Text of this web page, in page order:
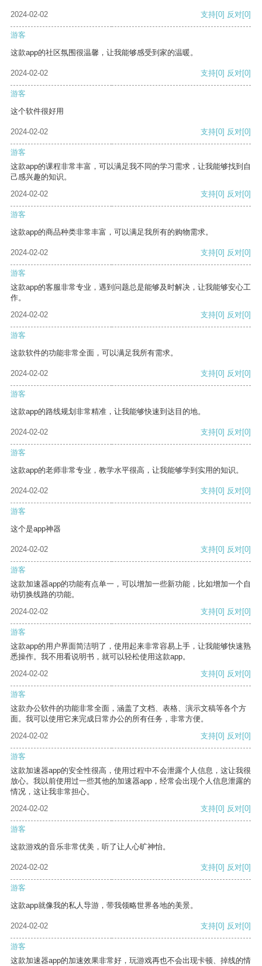
2024-02-02 支持[0] 反对[0]
游客
这款app的社区氛围很温馨，让我能够感受到家的温暖。
2024-02-02 支持[0] 反对[0]
游客
这个软件很好用
2024-02-02 支持[0] 反对[0]
游客
这款app的课程非常丰富，可以满足我不同的学习需求，让我能够找到自
己感兴趣的知识。
2024-02-02
支持[0] 反对[0]
游客
这款app的商品种类非常丰富，可以满足我所有的购物需求。
2024-02-02 支持[0] 反对[0]
游客
这款app的客服非常专业，遇到问题总是能够及时解决，让我能够安心工
作。
2024-02-02
支持[0] 反对[0]
游客
这款软件的功能非常全面，可以满足我所有需求。
2024-02-02 支持[0] 反对[0]
游客
这款app的路线规划非常精准，让我能够快速到达目的地。
2024-02-02 支持[0] 反对[0]
游客
这款app的老师非常专业，教学水平很高，让我能够学到实用的知识。
2024-02-02 支持[0] 反对[0]
游客
这个是app神器
2024-02-02 支持[0] 反对[0]
游客
这款加速器app的功能有点单一，可以增加一些新功能，比如增加一个自
动切换线路的功能。
2024-02-02
支持[0] 反对[0]
游客
这款app的用户界面简洁明了，使用起来非常容易上手，让我能够快速熟
悉操作。我不用看说明书，就可以轻松使用这款app。
2024-02-02
支持[0] 反对[0]
游客
这款办公软件的功能非常全面，涵盖了文档、表格、演示文稿等各个方
面。我可以使用它来完成日常办公的所有任务，非常方便。
2024-02-02
支持[0] 反对[0]
游客
这款加速器app的安全性很高，使用过程中不会泄露个人信息，这让我很
放心。我以前使用过一些其他的加速器app，经常会出现个人信息泄露的
情况，这让我非常担心。
2024-02-02
支持[0] 反对[0]
游客
这款游戏的音乐非常优美，听了让人心旷神怡。
2024-02-02 支持[0] 反对[0]
游客
这款app就像我的私人导游，带我领略世界各地的美景。
2024-02-02 支持[0] 反对[0]
游客
这款加速器app的加速效果非常好，玩游戏再也不会出现卡顿、掉线的情